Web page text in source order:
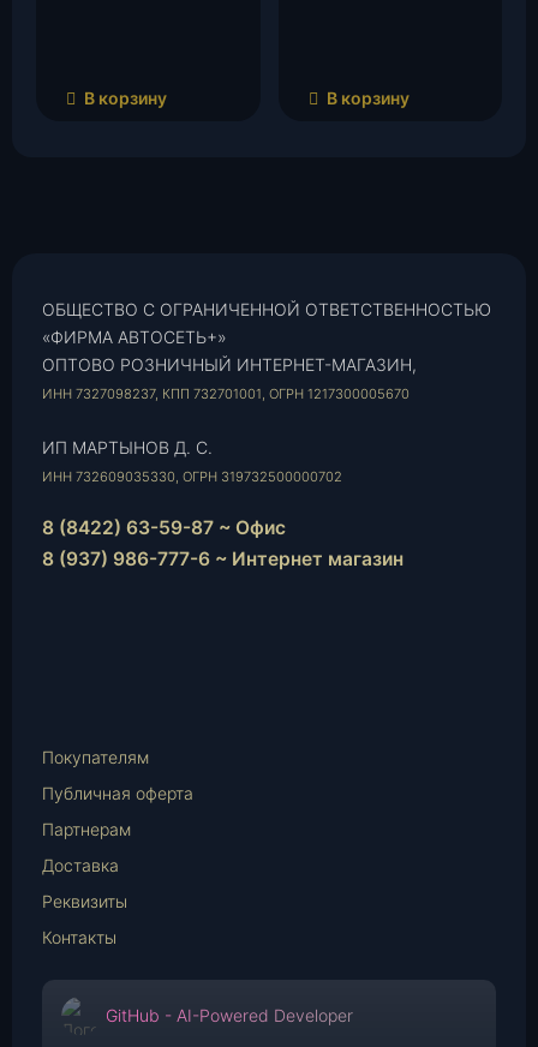
В корзину В корзину
ОБЩЕСТВО С ОГРАНИЧЕННОЙ ОТВЕТСТВЕННОСТЬЮ
«ФИРМА АВТОСЕТЬ+»
ОПТОВО РОЗНИЧНЫЙ ИНТЕРНЕТ-МАГАЗИН,
ИНН 7327098237, КПП 732701001, ОГРН 1217300005670
ИП МАРТЫНОВ Д. С.
ИНН 732609035330, ОГРН 319732500000702
8 (8422) 63-59-87 ~ Офис
8 (937) 986-777-6 ~ Интернет магазин
Mail
Покупателям
Публичная оферта
Партнерам
Доставка
Реквизиты
Контакты
GitHub - AI-Powered Developer